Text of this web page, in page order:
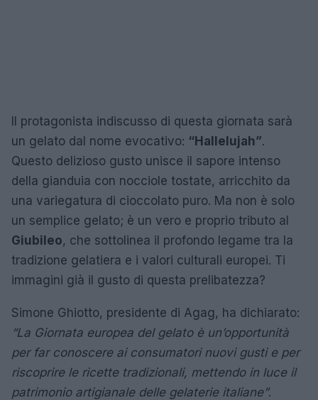
Il protagonista indiscusso di questa giornata sarà
un gelato dal nome evocativo: “Hallelujah”.
Questo delizioso gusto unisce il sapore intenso
della gianduia con nocciole tostate, arricchito da
una variegatura di cioccolato puro. Ma non è solo
un semplice gelato; è un vero e proprio tributo al
Giubileo, che sottolinea il profondo legame tra la
tradizione gelatiera e i valori culturali europei. Ti
immagini già il gusto di questa prelibatezza?
Simone Ghiotto, presidente di Agag, ha dichiarato:
“La Giornata europea del gelato è un’opportunità
per far conoscere ai consumatori nuovi gusti e per
riscoprire le ricette tradizionali, mettendo in luce il
patrimonio artigianale delle gelaterie italiane”.